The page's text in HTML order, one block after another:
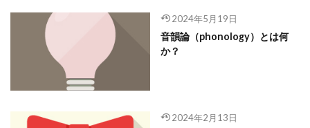
2024年5月19日
音韻論（phonology）とは何
か？
2024年2月13日